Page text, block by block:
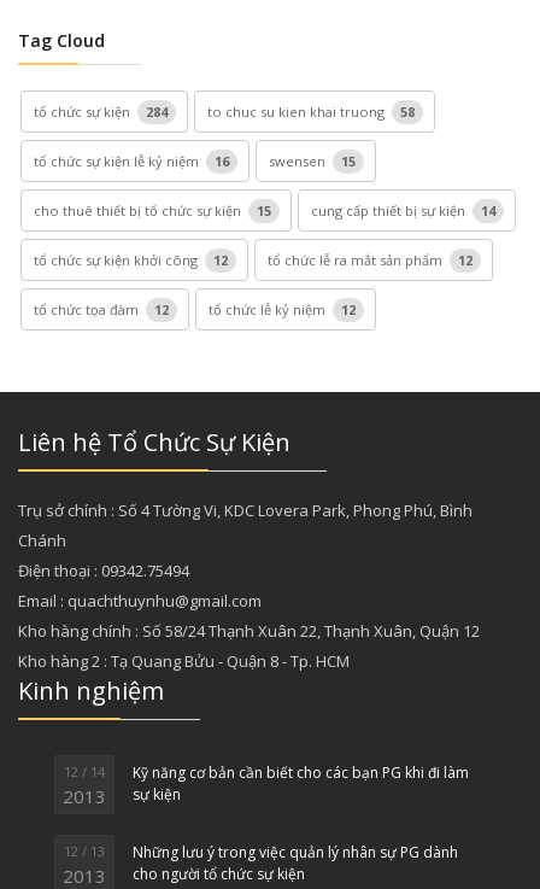
Tag Cloud
tổ chức sự kiện 284 to chuc su kien khai truong 58
tổ chức sự kiện lễ kỷ niệm 16 swensen 15
cho thuê thiết bị tổ chức sự kiện 15 cung cấp thiết bị sự kiện 14
tổ chức sự kiện khởi công 12 tổ chức lễ ra mắt sản phẩm 12
tổ chức tọa đàm 12 tổ chức lễ kỷ niệm 12
Liên hệ Tổ Chức Sự Kiện
Trụ sở chính : Số 4 Tường Vi, KDC Lovera Park, Phong Phú, Bình
Chánh
Điện thoại : 09342.75494
Email : quachthuynhu@gmail.com
Kho hàng chính : Số 58/24 Thạnh Xuân 22, Thạnh Xuân, Quận 12
Kho hàng 2 : Tạ Quang Bửu - Quận 8 - Tp. HCM
Kinh nghiệm
12 / 14
2013
Kỹ năng cơ bản cần biết cho các bạn PG khi đi làm
sự kiện
12 / 13
2013
Những lưu ý trong việc quản lý nhân sự PG dành
cho người tổ chức sự kiện